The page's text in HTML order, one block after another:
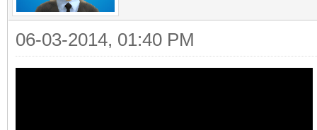
06-03-2014, 01:40 PM